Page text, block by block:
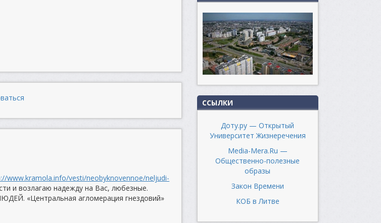
www.kramola.info/vesti/neobyknovennoe/neljudi-
и возлагаю надежду на Вас, любезные.
«Центральная агломерация гнездовий»
ССЫЛКИ
Доту.ру — Открытый
Университет Жизнеречения
Media-Mera.Ru —
Общественно-полезные
образы
Закон Времени
КОБ в Литве